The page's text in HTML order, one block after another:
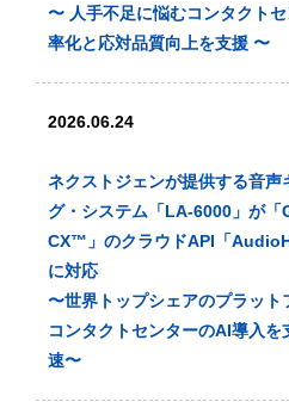
〜 人手不足に悩むコンタクト
率化と応対品質向上を支援 〜
2026.06.24
ネクストジェンが提供する音声
グ・システム「LA-6000」が
CX™️」のクラウドAPI「
に対応
〜世界トップシェアのプラット
コンタクトセンターのAI導入を
速〜